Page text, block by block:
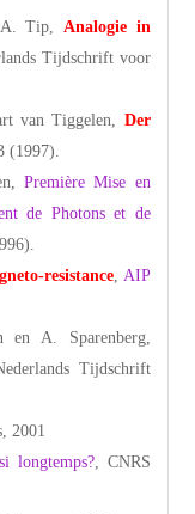
Tip, Analogie in
Tijdschrift voor
van Tiggelen, Der
(1997).
Première Mise en
de Photons et de
resistance, AIP
A. Sparenberg,
Tijdschrift
2001
longtemps?, CNRS